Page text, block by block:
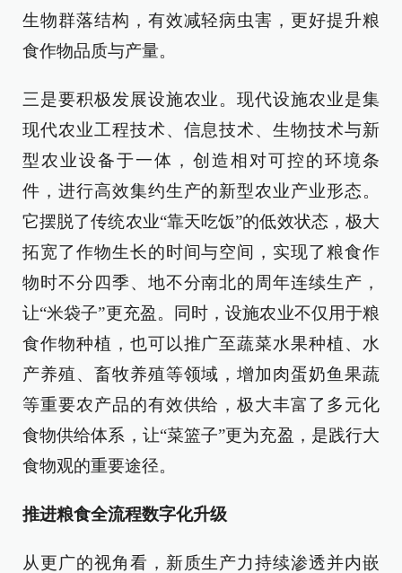
生物群落结构，有效减轻病虫害，更好提升粮
食作物品质与产量。
三是要积极发展设施农业。现代设施农业是集
现代农业工程技术、信息技术、生物技术与新
型农业设备于一体，创造相对可控的环境条
件，进行高效集约生产的新型农业产业形态。
它摆脱了传统农业“靠天吃饭”的低效状态，极大
拓宽了作物生长的时间与空间，实现了粮食作
物时不分四季、地不分南北的周年连续生产，
让“米袋子”更充盈。同时，设施农业不仅用于粮
食作物种植，也可以推广至蔬菜水果种植、水
产养殖、畜牧养殖等领域，增加肉蛋奶鱼果蔬
等重要农产品的有效供给，极大丰富了多元化
食物供给体系，让“菜篮子”更为充盈，是践行大
食物观的重要途径。
推进粮食全流程数字化升级
从更广的视角看，新质生产力持续渗透并内嵌